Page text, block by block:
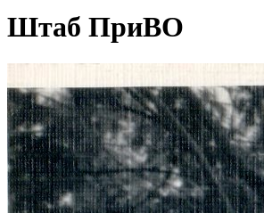
Штаб ПриВО